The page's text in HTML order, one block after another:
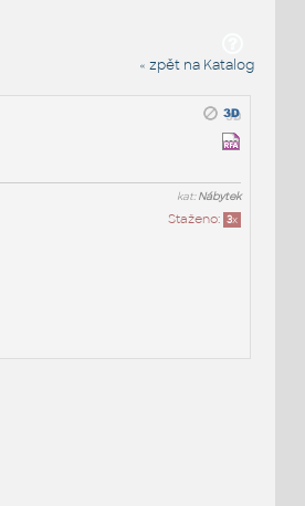
« zpět na Katalog
kat:Nábytek
Staženo: 3x